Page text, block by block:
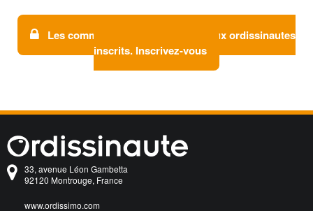
Les commentaires sont réservés aux ordissinautes
inscrits. Inscrivez-vous
33, avenue Léon Gambetta
92120 Montrouge, France
www.ordissimo.com